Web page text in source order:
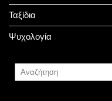
Ταξίδια
Ψυχολογία